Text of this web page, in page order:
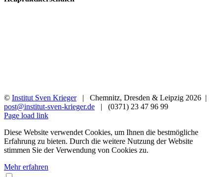
© Institut Sven Krieger| Chemnitz, Dresden & Leipzig 2026 |
post@institut-sven-krieger.de | (0371) 23 47 96 99
Facebook
YouTube
Instagram
Rss
Page load link
Diese Website verwendet Cookies, um Ihnen die bestmögliche
Erfahrung zu bieten. Durch die weitere Nutzung der Website
stimmen Sie der Verwendung von Cookies zu.
Mehr erfahren